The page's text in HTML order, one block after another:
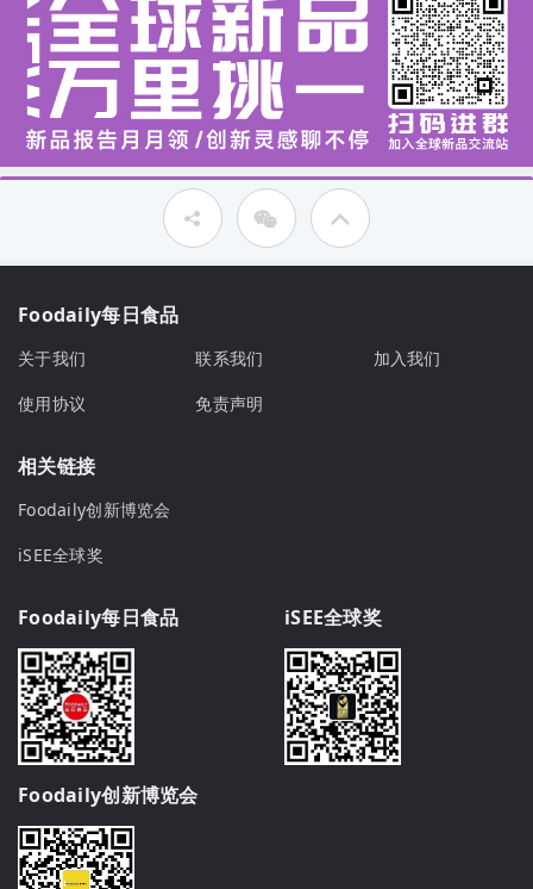
Foodaily每日食品
关于我们 联系我们
加入我们
使用协议
免责声明
相关链接
Foodaily创新博览会
iSEE全球奖
Foodaily每日食品 iSEE全球奖
Foodaily创新博览会